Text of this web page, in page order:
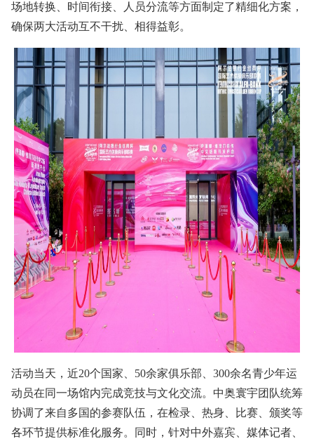
场地转换、时间衔接、人员分流等方面制定了精细化方案，
确保两大活动互不干扰、相得益彰。
活动当天，近20个国家、50余家俱乐部、300余名青少年运
动员在同一场馆内完成竞技与文化交流。中奥寰宇团队统筹
协调了来自多国的参赛队伍，在检录、热身、比赛、颁奖等
各环节提供标准化服务。同时，针对中外嘉宾、媒体记者、